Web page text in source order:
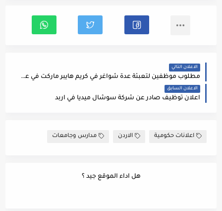
الاعلان التالي
مطلوب موظفين لتعبئة عدة شواغر في كريم هايبر ماركت في عمان و اربد
الاعلان السابق
اعلان توظيف صادر عن شركة سوشال ميديا في اربد
اعلانات حكومية الاردن مدارس وجامعات
هل اداء الموقع جيد ؟